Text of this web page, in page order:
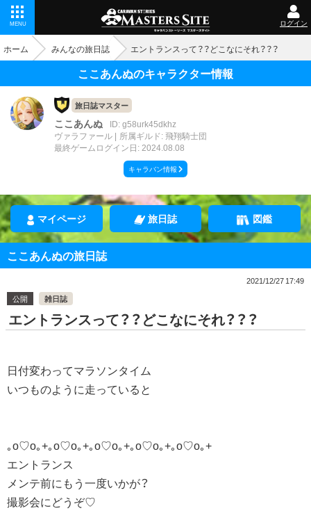
MENU ログイン
ホーム みんなの旅日誌 エントランスって？？どこなにそれ？？？
ここあんぬのキャラクター情報
旅日誌マスター
ここあんぬ
ID: g58urk45dkhz
ヴァラファール
所属ギルド: 飛翔騎士団
最終ゲームログイン日: 2024.08.08
キャラバン情報
マイページ 旅日誌 図鑑
ここあんぬの旅日誌
2021/12/27 17:49
公開
雑日誌
エントランスって？？どこなにそれ？？？
日付変わってマラソンタイム
いつものように走っていると
｡o♡o｡+｡o♡o｡+｡o♡o｡+｡o♡o｡+｡o♡o｡+
エントランス
メンテ前にもう一度いかが？
撮影会にどうぞ♡